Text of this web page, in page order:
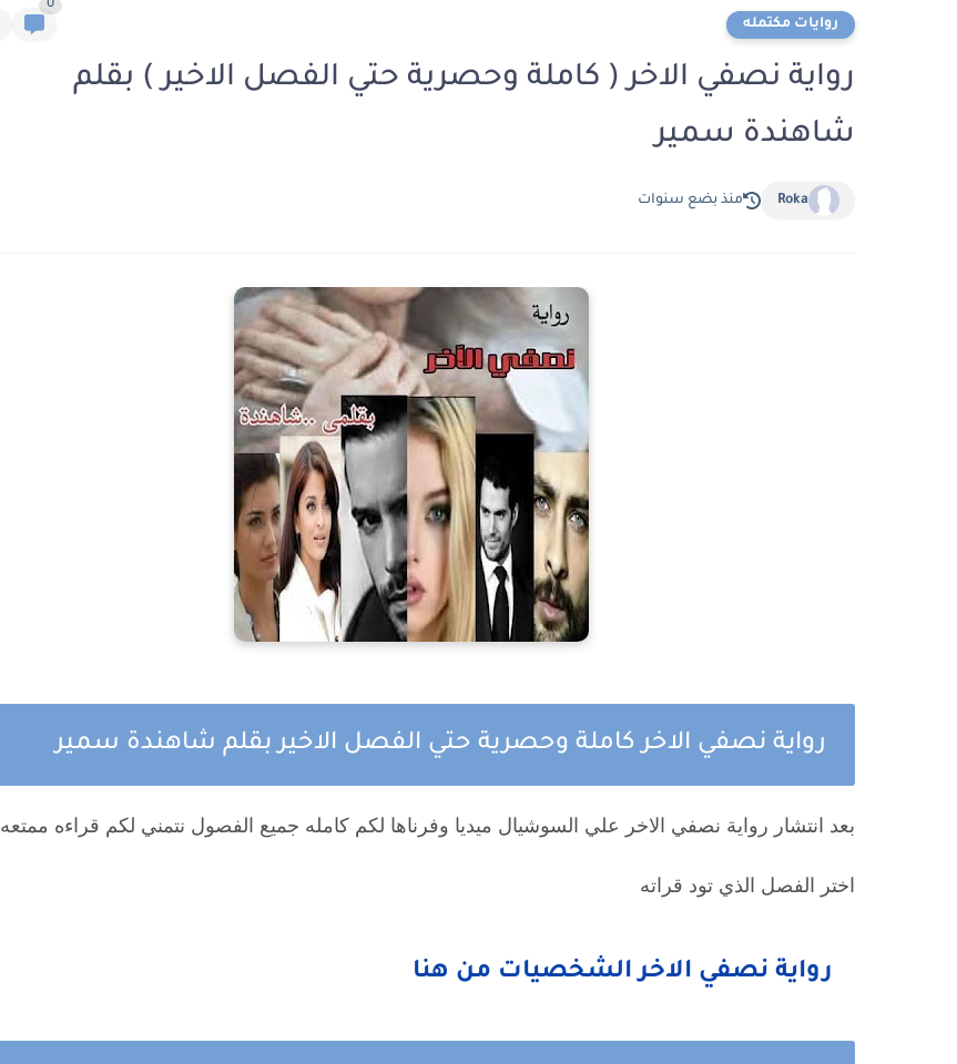
روايات مكتمله
0
رواية نصفي الاخر ( كاملة وحصرية حتي الفصل الاخير ) بقلم
شاهندة سمير
Roka منذ بضع سنوات
رواية نصفي الاخر كاملة وحصرية حتي الفصل الاخير بقلم شاهندة سمير
بعد انتشار رواية نصفي الاخر علي السوشيال ميديا وفرناها لكم كامله جميع الفصول نتمني لكم قراءه ممتعه
اختر الفصل الذي تود قراته
رواية نصفي الاخر الشخصيات من هنا